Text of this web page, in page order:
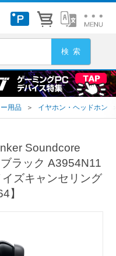
用品 ＞ イヤホン・ヘッドホン
Soundcore
ラック A3954N11
イズキャンセリング
】